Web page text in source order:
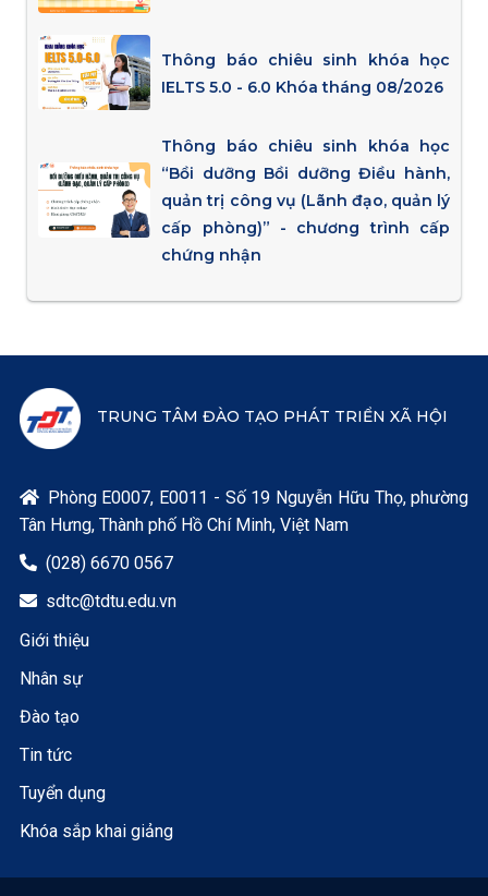
Thông báo chiêu sinh khóa học
IELTS 5.0 - 6.0 Khóa tháng 08/2026
Thông báo chiêu sinh khóa học
“Bồi dưỡng Bồi dưỡng Điều hành,
quản trị công vụ (Lãnh đạo, quản lý
cấp phòng)” - chương trình cấp
chứng nhận
TRUNG TÂM ĐÀO TẠO PHÁT TRIỂN XÃ HỘI
 Phòng E0007, E0011 - Số 19 Nguyễn Hữu Thọ, phường
Tân Hưng, Thành phố Hồ Chí Minh, Việt Nam
 (028) 6670 0567
 sdtc@tdtu.edu.vn
Giới thiệu
Nhân sự
Đào tạo
Tin tức
Tuyển dụng
Khóa sắp khai giảng